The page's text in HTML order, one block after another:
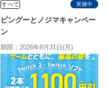
すべて 実施中
ピングーとノジマキャンペー
ン
期限：2026年8月31日(月)